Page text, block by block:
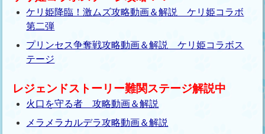
ケリ姫降臨！激ムズ攻略動画＆解説 ケリ姫コラボ
第二弾
プリンセス争奪戦攻略動画＆解説 ケリ姫コラボス
テージ
レジェンドストーリー難関ステージ解説中
火口を守る者 攻略動画＆解説
メラメラカルデラ攻略動画＆解説